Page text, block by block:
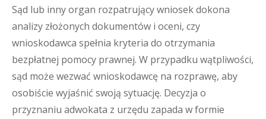
Sąd lub inny organ rozpatrujący wniosek dokona
analizy złożonych dokumentów i oceni, czy
wnioskodawca spełnia kryteria do otrzymania
bezpłatnej pomocy prawnej. W przypadku wątpliwości,
sąd może wezwać wnioskodawcę na rozprawę, aby
osobiście wyjaśnić swoją sytuację. Decyzja o
przyznaniu adwokata z urzędu zapada w formie